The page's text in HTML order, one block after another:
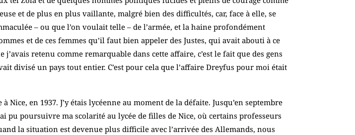
et de plus en plus vaillante, malgré bien des difficultés, car, face à elle, se
– ou que l’on voulait telle – de l’armée, et la haine profondément
et de ces femmes qu’il faut bien appeler des Justes, qui avait abouti à ce
retenu comme remarquable dans cette affaire, c’est le fait que des gens
divisé un pays tout entier. C’est pour cela que l’affaire Dreyfus pour moi était
en 1937. J’y étais lycéenne au moment de la défaite. Jusqu’en septembre
pu poursuivre ma scolarité au lycée de filles de Nice, où certains professeurs
la situation est devenue plus difficile avec l’arrivée des Allemands, nous